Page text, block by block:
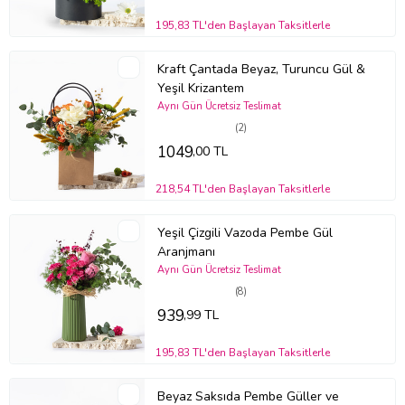
ferahlık ve güçlü bir tamamlayıcılık katar.
Mor Luna:Modern ve dikkat çekici rengiyle tasarıma karakter
aranjmanın “özenle tasarlandı” hissini güçlendirir.
Lila Soft Pembe Buket Kâğıdı:Lila güllerin zarafetini romantik bir
sıcaklıkla sarar; renk geçişlerini yumuşatır, görünümü daha şık kılar.
Gülen Kalpli Yastık:Bu zarif çiçek anlatısına tatlı bir neşe ekler;
sarılmalık yapısıyla hediyenizi daha uzun süre hatırlanır kılar ve
gülümseten bir sürpriz etkisi yaratır.
Kullanım Alanları ve Öneriler
bu aranjman, bulunduğu her ortamda zarif bir odak noktası olur.
Hem romantik hem modern duruşuyla farklı alanlarda keyifle
değerlendirilebilir:
Ev Dekorasyonu:Salon, yatak odası veya antrede sofistike bir hava
yaratır. Açık tonlu mobilyalarla birlikte lila güller daha da öne çıkar.
Başlangıç enerjisini destekler; masada motivasyon ve
ferahlık hissi yaratır.
Çiçek buketinizi/vazonuzu eve getirdiğinizde, ambalajını açıp varsa
195,83 TL'den Başlayan Taksitlerle
Kraft Çantada Beyaz, Turuncu Gül &
Yeşil Krizantem
(2)
Aynı Gün Ücretsiz Teslimat
1049,00 TL
218,54 TL'den Başlayan Taksitlerle
Yeşil Çizgili Vazoda Pembe Gül
Aranjmanı
(8)
Aynı Gün Ücretsiz Teslimat
939,99 TL
195,83 TL'den Başlayan Taksitlerle
Beyaz Saksıda Pembe Güller ve